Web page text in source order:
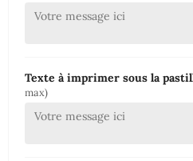
Texte à imprimer sous la
max)